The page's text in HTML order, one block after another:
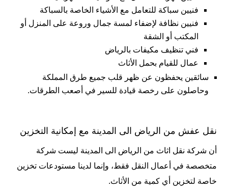
فنيين سباكة للتعامل مع الأشياء الخاصة بالسباكة
فنيين نظافة لإضفاء لمسة جمال وروعة على المنزل أو
المكتب أو الشقة
فني تنظيف مكيفات بالرياض
عمال للقيام بحمل الأثاث
سائقين يحفظون عن ظهر قلب جميع طرق المملكة
وحاصلون على رخصة قيادة للسير في أصعب الطرقات.
نقل عفش من الرياض الى المدينة مع إمكانية التخزين
أن شركة نقل اثاث من الرياض الى المدينة ليست شركة
متخصصة في أعمال النقل فقط، وإنما لدينا مستودعات تخزين
خاصة لتخزين أي كمية من الأثاث.